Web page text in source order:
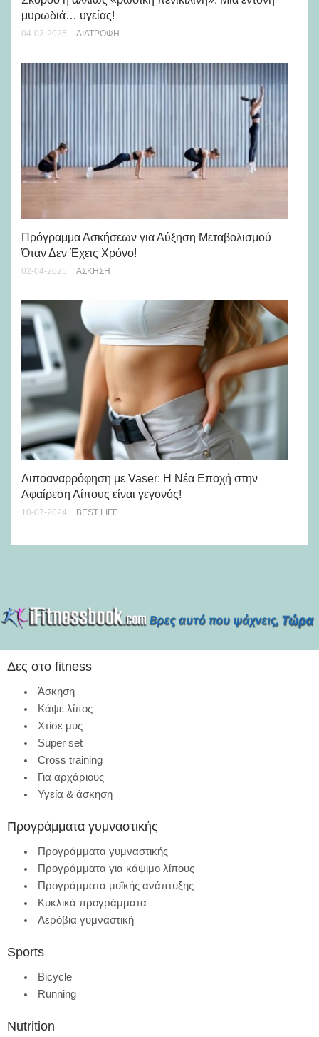
μυρωδιά… υγείας!
04-03-2025 ΔΙΑΤΡΟΦΉ
Πρόγραμμα Ασκήσεων για Αύξηση Μεταβολισμού
Όταν Δεν Έχεις Χρόνο!
02-04-2025 ΆΣΚΗΣΗ
Λιποαναρρόφηση με Vaser: Η Νέα Εποχή στην
Αφαίρεση Λίπους είναι γεγονός!
10-07-2024 BEST LIFE
Δες στο fitness
Άσκηση
Κάψε λίπος
Χτίσε μυς
Super set
Cross training
Για αρχάριους
Υγεία & άσκηση
Προγράμματα γυμναστικής
Προγράμματα γυμναστικής
Προγράμματα για κάψιμο λίπους
Προγράμματα μυϊκής ανάπτυξης
Κυκλικά προγράμματα
Αερόβια γυμναστική
Sports
Bicycle
Running
Nutrition